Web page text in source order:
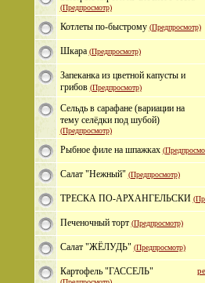
(Предпросмотр)
Котлеты по-быстрому (Предпросмотр)
Шкара (Предпросмотр)
Запеканка из цветной капусты и
грибов (Предпросмотр)
Сельдь в сарафане (вариации на
тему селёдки под шубой)
(Предпросмотр)
Рыбное филе на шпажках
Салат "Нежный" (Предпросмотр)
ТРЕСКА ПО-АРХАНГЕЛЬСКИ
Печеночный торт (Предпросмотр)
Салат "ЖЁЛУДЬ" (Предпросмотр)
Картофель "ГАССЕЛЬ"